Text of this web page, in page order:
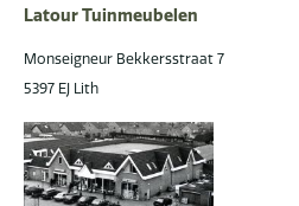
Latour Tuinmeubelen
Monseigneur Bekkersstraat 7
5397 EJ Lith